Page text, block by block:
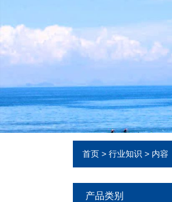
首页 > 行业知识 > 内容
产品类别